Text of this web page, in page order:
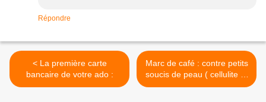
Répondre
< La première carte
bancaire de votre ado :
Marc de café : contre petits
soucis de peau ( cellulite et
peau d'orange) >